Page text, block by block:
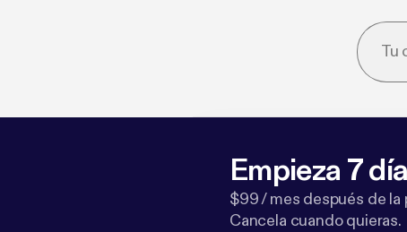
Empieza 7
$99 / mes después de la
Cancela cuando quieras.